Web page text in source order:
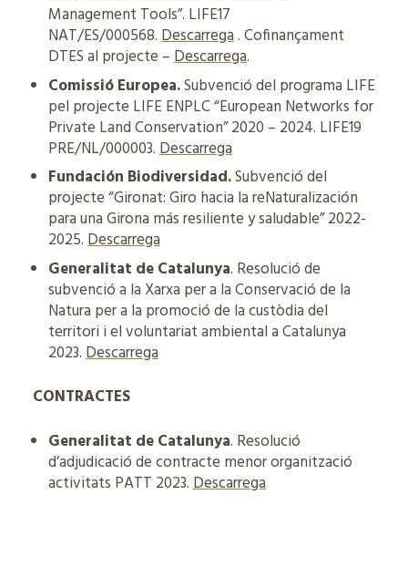
Management Tools”. LIFE17
NAT/ES/000568.Descarrega. Cofinançament
DTES al projecte –Descarrega.
Comissió Europea.Subvenció del programa LIFE
pel projecte LIFE ENPLC “European Networks for
Private Land Conservation” 2020 – 2024. LIFE19
PRE/NL/000003.Descarrega
Fundación Biodiversidad.Subvenció del
projecte “Gironat: Giro hacia la reNaturalización
para una Girona más resiliente y saludable” 2022-
2025.Descarrega
Generalitat de Catalunya. Resolució de
subvenció a la Xarxa per a la Conservació de la
Natura per a la promoció de la custòdia del
territori i el voluntariat ambiental a Catalunya
2023.Descarrega
CONTRACTES
Generalitat de Catalunya. Resolució
d’adjudicació de contracte menor organització
activitats PATT 2023.Descarrega